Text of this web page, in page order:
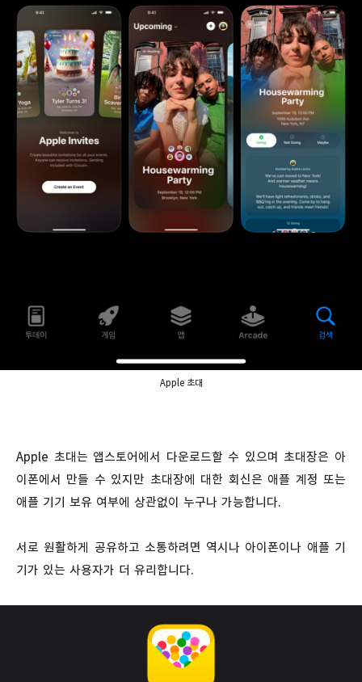
Apple 초대
Apple 초대는 앱스토어에서 다운로드할 수 있으며 초대장은 아
이폰에서 만들 수 있지만 초대장에 대한 회신은 애플 계정 또는
애플 기기 보유 여부에 상관없이 누구나 가능합니다.
서로 원활하게 공유하고 소통하려면 역시나 아이폰이나 애플 기
기가 있는 사용자가 더 유리합니다.